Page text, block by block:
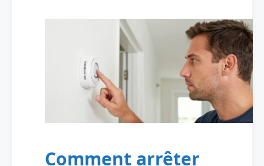
Comment arrêter